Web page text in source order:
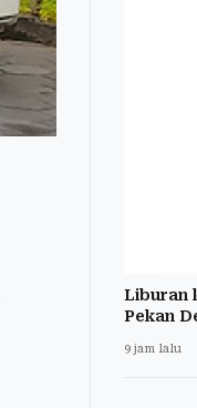
Liburan
Pekan
9 jam lalu